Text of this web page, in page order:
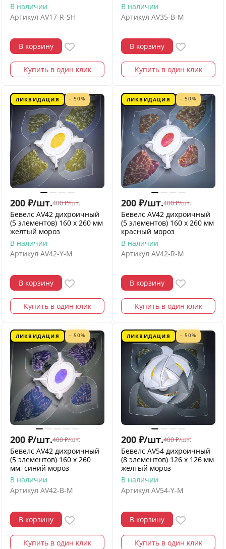
В наличии
Артикул AV17-R-SH
В корзину
Купить в один клик
В наличии
Артикул AV35-B-M
В корзину
Купить в один клик
ЛИКВИДАЦИЯ - 50%
200 ₽/шт.400 ₽/шт.
Бевелс AV42 дихроичный
(5 элементов) 160 х 260 мм
желтый мороз
В наличии
Артикул AV42-Y-M
В корзину
Купить в один клик
ЛИКВИДАЦИЯ - 50%
200 ₽/шт.400 ₽/шт.
Бевелс AV42 дихроичный
(5 элементов) 160 х 260 мм
красный мороз
В наличии
Артикул AV42-R-M
В корзину
Купить в один клик
ЛИКВИДАЦИЯ - 50%
200 ₽/шт.400 ₽/шт.
Бевелс AV42 дихроичный
(5 элементов) 160 х 260
мм, синий мороз
В наличии
Артикул AV42-B-M
В корзину
Купить в один клик
ЛИКВИДАЦИЯ - 50%
200 ₽/шт.400 ₽/шт.
Бевелс AV54 дихроичный
(8 элементов) 126 х 126 мм
желтый мороз
В наличии
Артикул AV54-Y-M
В корзину
Купить в один клик